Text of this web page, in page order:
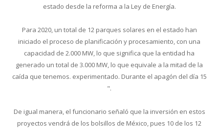
estado desde la reforma a la Ley de Energía.
Para 2020, un total de 12 parques solares en el estado han
iniciado el proceso de planificación y procesamiento, con una
capacidad de 2.000 MW, lo que significa que la entidad ha
generado un total de 3.000 MW, lo que equivale a la mitad de la
caída que tenemos. experimentado. Durante el apagón del día 15
".
De igual manera, el funcionario señaló que la inversión en estos
proyectos vendrá de los bolsillos de México, pues 10 de los 12